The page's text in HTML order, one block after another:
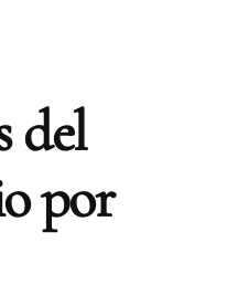
del
por